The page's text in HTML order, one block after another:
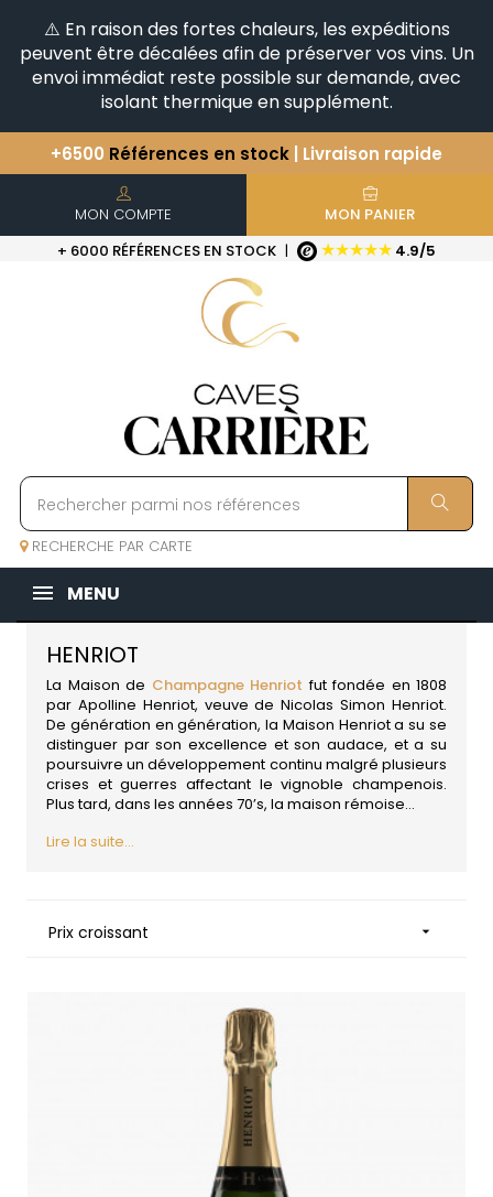
⚠️ En raison des fortes chaleurs, les expéditions
peuvent être décalées afin de préserver vos vins. Un
envoi immédiat reste possible sur demande, avec
isolant thermique en supplément.
Vous avez une question ?
+33(0)345812020
Découvrez notre sélectiond'Horizontales & Verticales
Références en stock | Livraison rapide
MON COMPTE
MON PANIER
+ 6000 RÉFÉRENCES EN STOCK | ★★★★★ 4.9/5
RECHERCHE PAR CARTE
MENU
HENRIOT
La Maison de Champagne Henriot fut fondée en 1808
par Apolline Henriot, veuve de Nicolas Simon Henriot.
De génération en génération, la Maison Henriot a su se
distinguer par son excellence et son audace, et a su
poursuivre un développement continu malgré plusieurs
crises et guerres affectant le vignoble champenois.
Plus tard, dans les années 70’s, la maison rémoise...
Lire la suite...
Prix croissant 